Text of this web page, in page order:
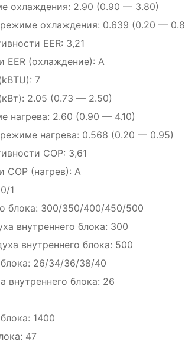
охлаждения: 2.90 (0.90 — 3.80)
охлаждения: 0.639 (0.20 —
EER: 3,21
EER (охлаждение): A
7
2.05 (0.73 — 2.50)
нагрева: 2.60 (0.90 — 4.10)
нагрева: 0.568 (0.20 — 0.95)
COP: 3,61
COP (нагрев): A
1
блока: 300/350/400/450/500
внутреннего блока: 300
внутреннего блока: 500
26/34/36/38/40
блока: 26
1400
47